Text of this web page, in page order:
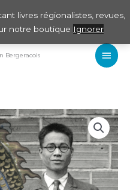
livres régionalistes, revues,
notre boutique Ignorer
Bergeracois